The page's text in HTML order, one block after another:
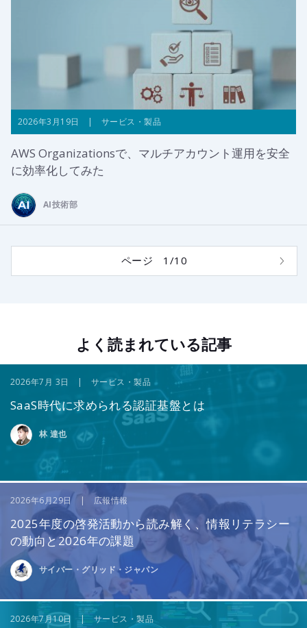
2026年3月19日 | サービス・製品
AWS Organizationsで、マルチアカウント運用を安全
に効率化してみた
AI技術部
ページ 1/10
よく読まれている記事
2026年7月 3日 | サービス・製品
SaaS時代に求められる認証基盤とは
林 達也
2026年6月29日 | 広報情報
2025年度の啓発活動から読み解く、情報リテラシー
の動向と2026年の課題
サイバー・グリッド・ジャパン
2026年7月10日 | サービス・製品